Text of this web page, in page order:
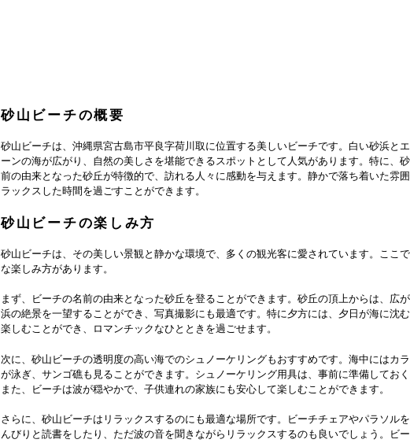
砂山ビーチの概要
砂山ビーチは、沖縄県宮古島市平良字荷川取に位置する美しいビーチです。白い砂浜と
ーンの海が広がり、自然の美しさを堪能できるスポットとして人気があります。特に、
前の由来となった砂丘が特徴的で、訪れる人々に感動を与えます。静かで落ち着いた雰
ラックスした時間を過ごすことができます。
砂山ビーチの楽しみ方
砂山ビーチは、その美しい景観と静かな環境で、多くの観光客に愛されています。ここ
な楽しみ方があります。
まず、ビーチの名前の由来となった砂丘を登ることができます。砂丘の頂上からは、広
浜の絶景を一望することができ、写真撮影にも最適です。特に夕方には、夕日が海に沈
楽しむことができ、ロマンチックなひとときを過ごせます。
次に、砂山ビーチの透明度の高い海でのシュノーケリングもおすすめです。海中にはカ
が泳ぎ、サンゴ礁も見ることができます。シュノーケリング用具は、事前に準備しておく
また、ビーチは波が穏やかで、子供連れの家族にも安心して楽しむことができます。
さらに、砂山ビーチはリラックスするのにも最適な場所です。ビーチチェアやパラソル
んびりと読書をしたり、ただ波の音を聞きながらリラックスするのも良いでしょう。ビ